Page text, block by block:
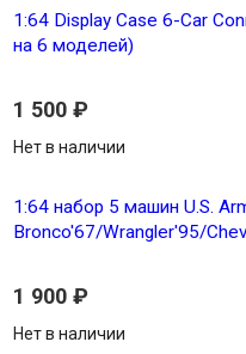
1:64 Display Case 6-Car
на 6 моделей)
1 500 ₽
Нет в наличии
1:64 набор 5 машин U.S.
Bronco'67/Wrangler'95/
1 900 ₽
Нет в наличии